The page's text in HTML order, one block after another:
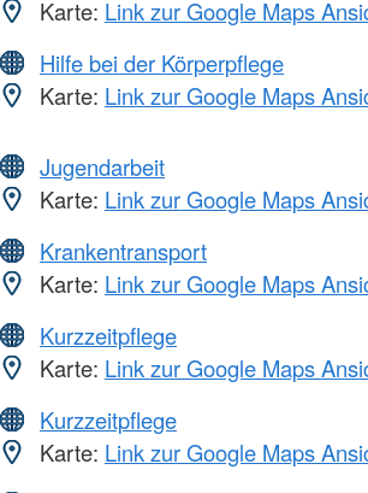
Karte: Link zur Google Maps
Hilfe bei der Körperpflege
Karte: Link zur Google Maps
Jugendarbeit
Karte: Link zur Google Maps
Krankentransport
Karte: Link zur Google Maps
Kurzzeitpflege
Karte: Link zur Google Maps
Kurzzeitpflege
Karte: Link zur Google Maps